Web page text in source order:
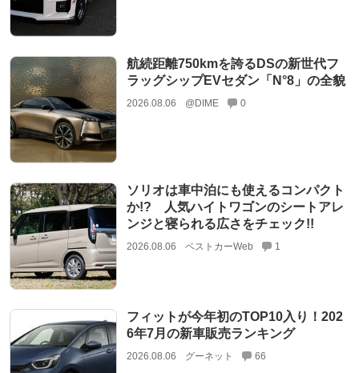
航続距離750kmを誇るDSの新世代フ
ラッグシップEVセダン「N°8」の全貌
2026.08.06 @DIME 0
ソリオは車中泊にも使えるコンパクト
か!? 人気ハイトワゴンのシートアレ
ンジと寝られる広さをチェック!!
2026.08.06 ベストカーWeb 1
フィットが今年初のTOP10入り！202
6年7月の新車販売ランキング
2026.08.06 グーネット 66